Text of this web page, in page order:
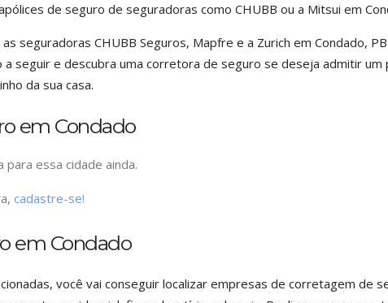
de seguro de seguradoras como CHUBB ou a Mitsui em
seguradoras CHUBB Seguros, Mapfre e a Zurich em Condado,
a seguir e descubra uma corretora de seguro se deseja admitir um
da sua casa.
em Condado
essa cidade ainda.
cadastre-se!
em Condado
você vai conseguir localizar empresas de corretagem de